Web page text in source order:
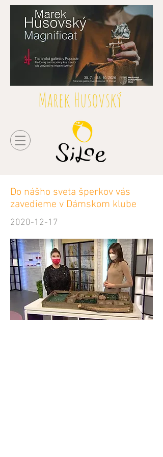
Marek Husovský
Do nášho sveta šperkov vás
zavedieme v Dámskom klube
2020-12-17